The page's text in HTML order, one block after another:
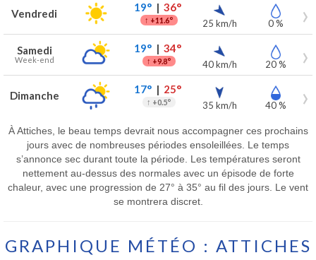
Vendredi 19°| 36°
↑ +11.6° 25 km/h 0 %
Samedi
Week-end
19°| 34°
↑ +9.8° 40 km/h 20 %
Dimanche 17°| 25°
↑ +0.5° 35 km/h 40 %
À Attiches, le beau temps devrait nous accompagner ces prochains
jours avec de nombreuses périodes ensoleillées. Le temps
s’annonce sec durant toute la période. Les températures seront
nettement au-dessus des normales avec un épisode de forte
chaleur, avec une progression de 27° à 35° au fil des jours. Le vent
se montrera discret.
GRAPHIQUE MÉTÉO : ATTICHES